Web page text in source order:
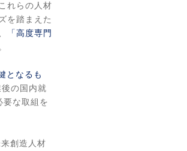
れらの人材
を踏まえた
「高度専門
となるも
の国内就
要な取組を
創造人材